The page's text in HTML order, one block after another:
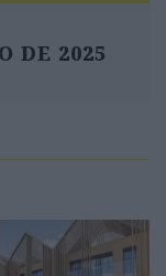
DE 2025